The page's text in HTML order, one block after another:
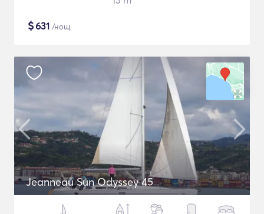
$631 /нощ
Jeanneau Sun Odyssey 45